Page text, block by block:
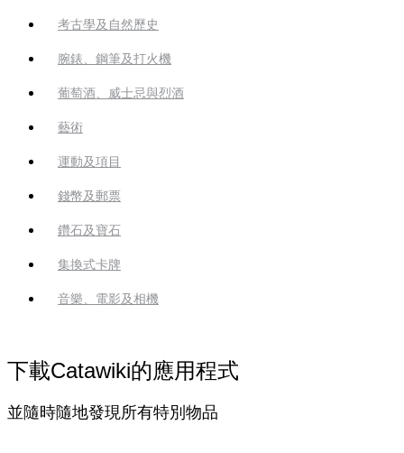
考古學及自然歷史
腕錶、鋼筆及打火機
葡萄酒、威士忌與烈酒
藝術
運動及項目
錢幣及郵票
鑽石及寶石
集換式卡牌
音樂、電影及相機
下載Catawiki的應用程式
並隨時隨地發現所有特別物品